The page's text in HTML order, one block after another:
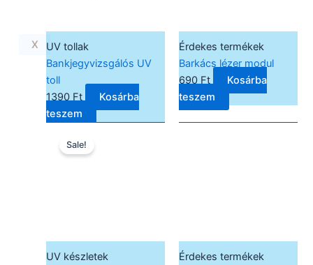
X
UV tollak
Bankjegyvizsgálós UV
toll
1390 Ft
Kosárba
teszem
Érdekes termékek
Barkács lézer modul
690 Ft
Kosárba
teszem
Sale!
UV készletek
price
Érdekes termékek